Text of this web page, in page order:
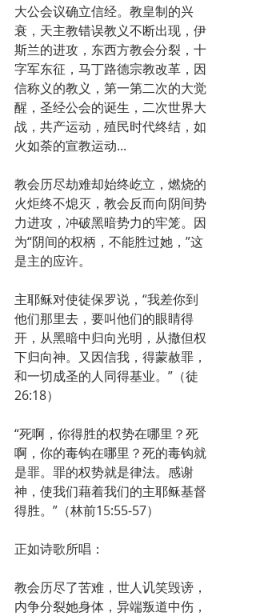
大公会议确立信经。教皇制的兴
衰，天主教错误教义不断出现，伊
斯兰的进攻，东西方教会分裂，十
字军东征，马丁路德宗教改革，因
信称义的教义，第一第二次的大觉
醒，圣经公会的诞生，二次世界大
战，共产运动，殖民时代终结，如
火如荼的宣教运动...
教会历尽劫难却始终屹立，燃烧的
火炬终不熄灭，教会反而向阴间势
力进攻，冲破黑暗势力的牢笼。因
为“阴间的权柄，不能胜过她，”这
是主的应许。
主耶稣对使徒保罗说，“我差你到
他们那里去，要叫他们的眼睛得
开，从黑暗中归向光明，从撒但权
下归向神。又因信我，得蒙赦罪，
和一切成圣的人同得基业。”（徒
26:18）
“死啊，你得胜的权势在哪里？死
啊，你的毒钩在哪里？死的毒钩就
是罪。罪的权势就是律法。感谢
神，使我们藉着我们的主耶稣基督
得胜。”（林前15:55-57）
正如诗歌所唱：
教会历尽了苦难，世人讥笑毁谤，
内争分裂她身体，异端叛道中伤，